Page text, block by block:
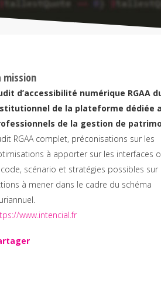
mission
d’accessibilité numérique RGAA
de la plateforme dédiée
de la gestion de
RGAA complet, préconisations sur les
à apporter sur les interfaces
scénario et stratégies possibles sur
à mener dans le cadre du schéma
www.intencial.fr